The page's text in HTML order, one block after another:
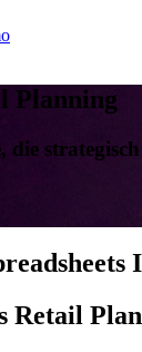
Planning
die
Retail